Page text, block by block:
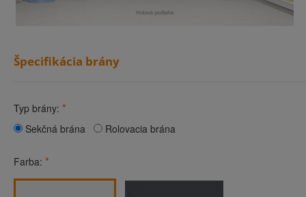
Špecifikácia brány
Typ brány: *
Sekčná brána Rolovacia brána
Farba: *